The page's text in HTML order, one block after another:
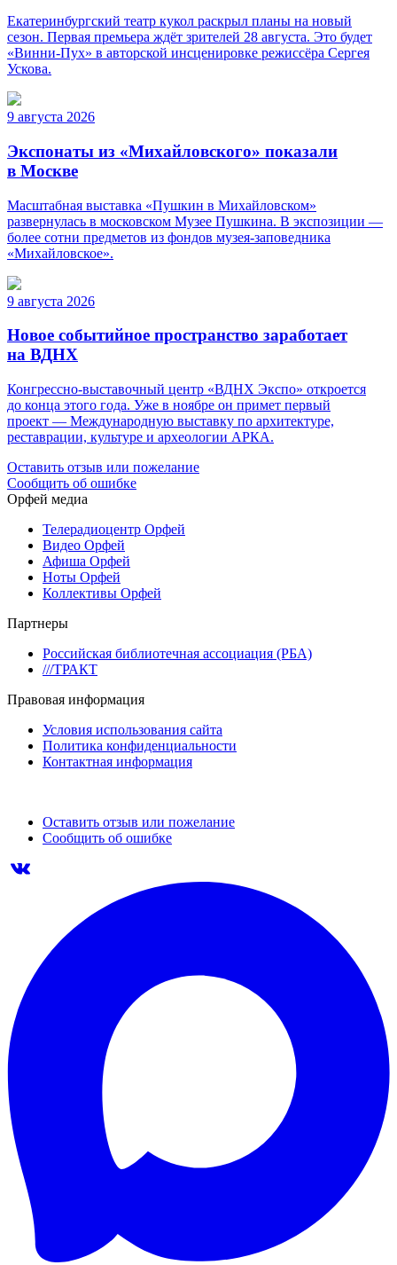
Екатеринбургский театр кукол раскрыл планы на новый
сезон. Первая премьера ждёт зрителей 28 августа. Это будет
«Винни-Пух» в авторской инсценировке режиссёра Сергея
Ускова.
9 августа 2026
Экспонаты из «Михайловского» показали
в Москве
Масштабная выставка «Пушкин в Михайловском»
развернулась в московском Музее Пушкина. В экспозиции —
более сотни предметов из фондов музея-заповедника
«Михайловское».
9 августа 2026
Новое событийное пространство заработает
на ВДНХ
Конгрессно-выставочный центр «ВДНХ Экспо» откроется
до конца этого года. Уже в ноябре он примет первый
проект — Международную выставку по архитектуре,
реставрации, культуре и археологии АРКА.
Оставить отзыв или пожелание
Сообщить об ошибке
Орфей медиа
Телерадиоцентр Орфей
Видео Орфей
Афиша Орфей
Ноты Орфей
Коллективы Орфей
Партнеры
Российская библиотечная ассоциация (РБА)
///ТРАКТ
Правовая информация
Условия использования сайта
Политика конфиденциальности
Контактная информация
Оставить отзыв или пожелание
Сообщить об ошибке